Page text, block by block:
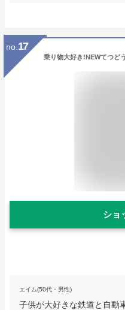
no. 17
ショ
エイム(50代・男性)
子供が大好きな鉄道と自動